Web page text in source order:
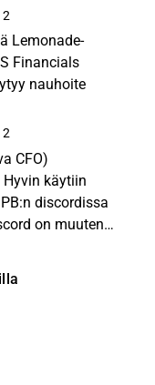
status/208044
LMND
ainakin
2
Lemonade-
Financials
nauhoite
2
CFO)
käytiin
discordissa
on muuten
oli myös